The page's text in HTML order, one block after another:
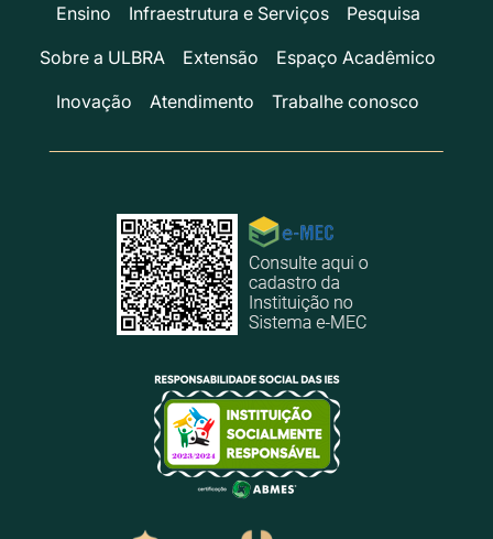
Ensino Infraestrutura e Serviços
Pesquisa
Sobre a ULBRA
Extensão
Espaço Acadêmico
Inovação
Atendimento Trabalhe conosco